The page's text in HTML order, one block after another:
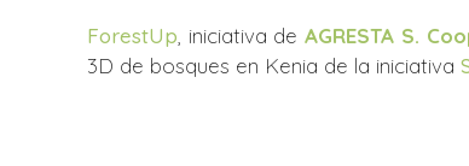
ForestUp , iniciativa deAGRESTA S.
3D de bosques en Kenia de la iniciativa